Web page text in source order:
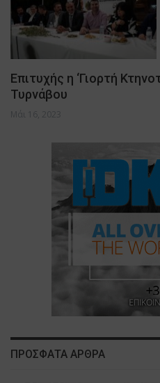
Επιτυχής η ‘Γιορτή
Τυρνάβου
Μάι 16, 2023
ΠΡΟΣΦΑΤΑ ΑΡΘΡΑ